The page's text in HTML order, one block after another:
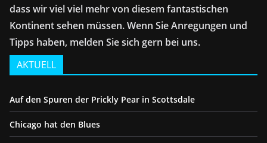
dass wir viel viel mehr von diesem fantastischen
Kontinent sehen müssen. Wenn Sie Anregungen und
Tipps haben, melden Sie sich gern bei uns.
AKTUELL
Auf den Spuren der Prickly Pear in Scottsdale
Chicago hat den Blues